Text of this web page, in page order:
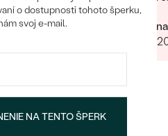
milý
Zuzana
o dostupnosti tohoto šperku,
svoj e-mail.
NA TENTO ŠPERK